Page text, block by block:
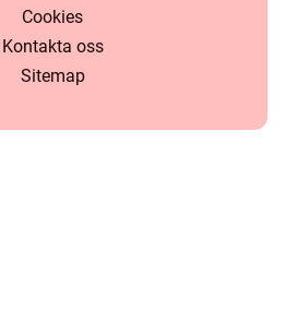
Cookies
Kontakta oss
Sitemap